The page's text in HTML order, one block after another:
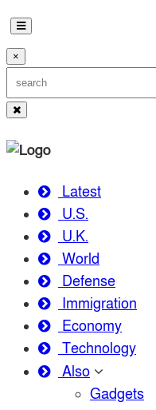
×
Latest
U.S.
U.K.
World
Defense
Immigration
Economy
Technology
Also
Gadgets